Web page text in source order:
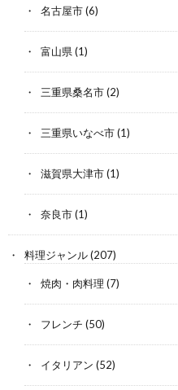
名古屋市(6)
富山県(1)
三重県桑名市(2)
三重県いなべ市(1)
滋賀県大津市(1)
奈良市(1)
料理ジャンル(207)
焼肉・肉料理 (7)
フレンチ (50)
イタリアン (52)